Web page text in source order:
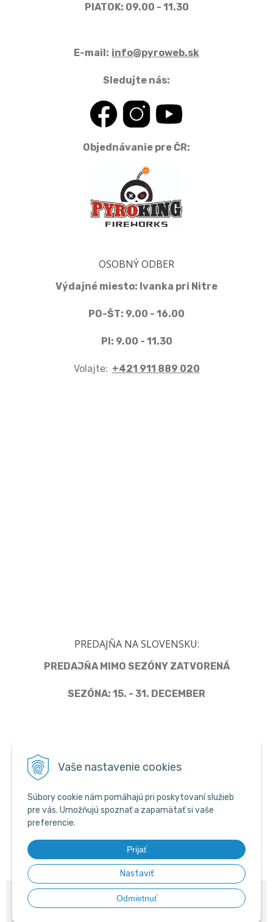
Vaše nastavenie cookies
Súbory cookie nám pomáhajú pri poskytovaní služieb
pre vás. Umožňujú spoznať a zapamätať si vaše
preferencie.
Prijať
Nastaviť
Odmietnuť
PIATOK: 09.00 - 11.30
E-mail: info@pyroweb.sk
Sledujte nás:
Objednávanie pre ČR:
OSOBNÝ ODBER
Výdajné miesto: Ivanka pri Nitre
PO-ŠT: 9.00 - 16.00
PI: 9.00 - 11.30
Volajte: +421 911 889 020
PREDAJŇA NA SLOVENSKU:
PREDAJŇA MIMO SEZÓNY ZATVORENÁ
SEZÓNA: 15. - 31. DECEMBER
© 2026 PYROWEB.SK • NextShop&e-shop Pohoda Connector NextCom